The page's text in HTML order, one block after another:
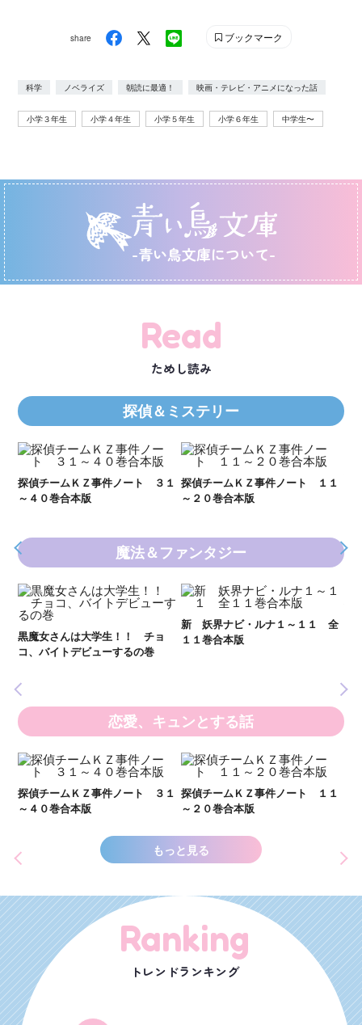
share ブックマーク
科学 ノベライズ 朝読に最適！ 映画・テレビ・アニメになった話
小学３年生 小学４年生 小学５年生 小学６年生 中学生〜
-青い鳥文庫について-
Read
ためし読み
探偵＆ミステリー
探偵チームＫＺ事件ノート ３１
～４０巻合本版
探偵チームＫＺ事件ノート １１
～２０巻合本版
魔法＆ファンタジー
黒魔女さんは大学生！！ チョ
コ、バイトデビューするの巻
新 妖界ナビ・ルナ１～１１ 全
１１巻合本版
恋愛、キュンとする話
探偵チームＫＺ事件ノート ３１
～４０巻合本版
探偵チームＫＺ事件ノート １１
～２０巻合本版
もっと見る
Ranking
トレンドランキング